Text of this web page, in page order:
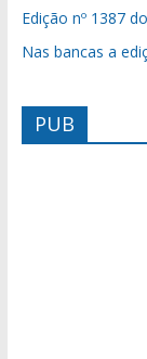
Edição nº 1387
Nas bancas a
PUB